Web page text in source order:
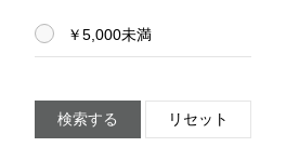
￥5,000未満
検索する リセット